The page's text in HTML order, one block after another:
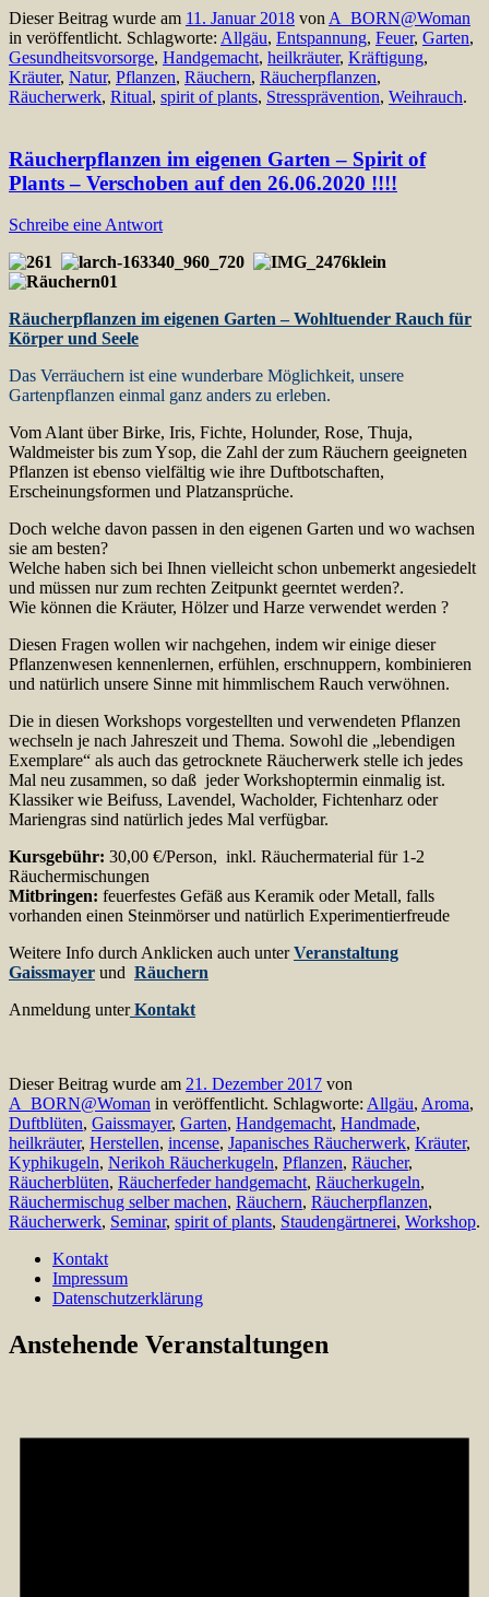
Dieser Beitrag wurde am 11. Januar 2018 von A_BORN@Woman
in veröffentlicht. Schlagworte: Allgäu, Entspannung, Feuer, Garten,
Gesundheitsvorsorge, Handgemacht, heilkräuter, Kräftigung,
Kräuter, Natur, Pflanzen, Räuchern, Räucherpflanzen,
Räucherwerk, Ritual, spirit of plants, Stressprävention, Weihrauch.
Räucherpflanzen im eigenen Garten – Spirit of
Plants – Verschoben auf den 26.06.2020 !!!!
Schreibe eine Antwort
Räucherpflanzen im eigenen Garten – Wohltuender Rauch für
Körper und Seele
Das Verräuchern ist eine wunderbare Möglichkeit, unsere
Gartenpflanzen einmal ganz anders zu erleben.
Vom Alant über Birke, Iris, Fichte, Holunder, Rose, Thuja,
Waldmeister bis zum Ysop, die Zahl der zum Räuchern geeigneten
Pflanzen ist ebenso vielfältig wie ihre Duftbotschaften,
Erscheinungsformen und Platzansprüche.
Doch welche davon passen in den eigenen Garten und wo wachsen
sie am besten?
Welche haben sich bei Ihnen vielleicht schon unbemerkt angesiedelt
und müssen nur zum rechten Zeitpunkt geerntet werden?.
Wie können die Kräuter, Hölzer und Harze verwendet werden ?
Diesen Fragen wollen wir nachgehen, indem wir einige dieser
Pflanzenwesen kennenlernen, erfühlen, erschnuppern, kombinieren
und natürlich unsere Sinne mit himmlischem Rauch verwöhnen.
Die in diesen Workshops vorgestellten und verwendeten Pflanzen
wechseln je nach Jahreszeit und Thema. Sowohl die „lebendigen
Exemplare“ als auch das getrocknete Räucherwerk stelle ich jedes
Mal neu zusammen, so daß jeder Workshoptermin einmalig ist.
Klassiker wie Beifuss, Lavendel, Wacholder, Fichtenharz oder
Mariengras sind natürlich jedes Mal verfügbar.
Kursgebühr: 30,00 €/Person, inkl. Räuchermaterial für 1-2
Räuchermischungen
Mitbringen: feuerfestes Gefäß aus Keramik oder Metall, falls
vorhanden einen Steinmörser und natürlich Experimentierfreude
Weitere Info durch Anklicken auch unterVeranstaltung
Gaissmayer und Räuchern
Anmeldung unterKontakt
Dieser Beitrag wurde am 21. Dezember 2017 von
A_BORN@Woman in veröffentlicht. Schlagworte: Allgäu, Aroma,
Duftblüten, Gaissmayer, Garten, Handgemacht, Handmade,
heilkräuter, Herstellen, incense, Japanisches Räucherwerk, Kräuter,
Kyphikugeln, Nerikoh Räucherkugeln, Pflanzen, Räucher,
Räucherblüten, Räucherfeder handgemacht, Räucherkugeln,
Räuchermischug selber machen, Räuchern, Räucherpflanzen,
Räucherwerk, Seminar, spirit of plants, Staudengärtnerei, Workshop.
Kontakt
Impressum
Datenschutzerklärung
Anstehende Veranstaltungen